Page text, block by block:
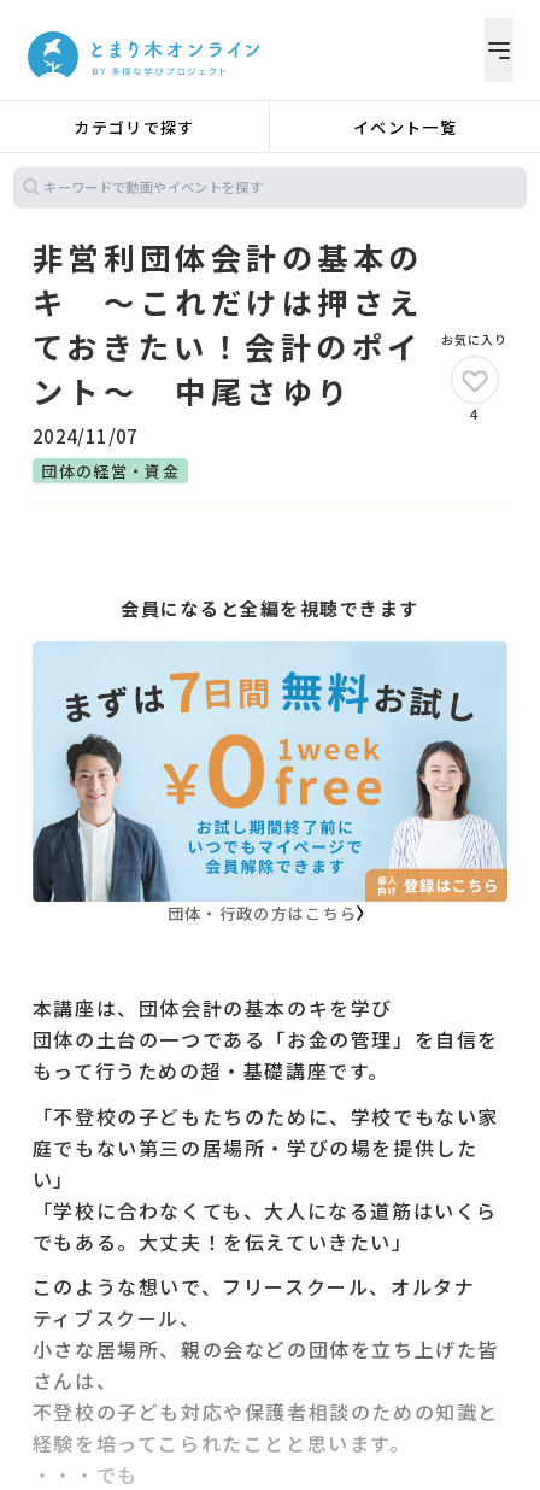
カテゴリで探す イベント一覧
非営利団体会計の基本の
キ ～これだけは押さえ
ておきたい！会計のポイ
ント～ 中尾さゆり
2024/11/07
団体の経営・資金
お気に入り
4
会員になると全編を視聴できます
団体・行政の方はこちら
本講座は、団体会計の基本のキを学び
団体の土台の一つである「お金の管理」を自信を
もって行うための超・基礎講座です。
「不登校の子どもたちのために、学校でもない家
庭でもない第三の居場所・学びの場を提供した
い」
「学校に合わなくても、大人になる道筋はいくら
でもある。大丈夫！を伝えていきたい」
このような想いで、フリースクール、オルタナ
ティブスクール、
小さな居場所、親の会などの団体を立ち上げた皆
さんは、
不登校の子ども対応や保護者相談のための知識と
経験を培ってこられたことと思います。
・・・でも